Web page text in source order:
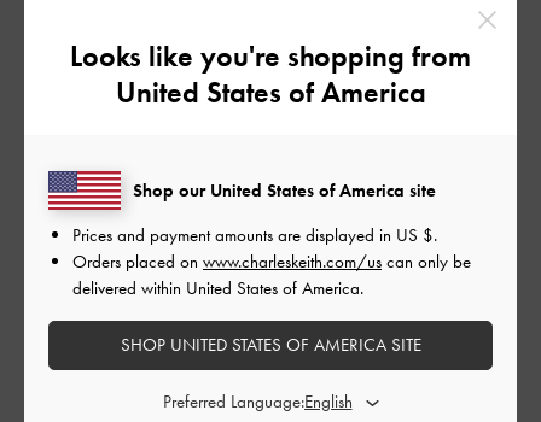
もっと見る
ご利用者様
フォンさんのレビュー
Looks like you're shopping from
United States of America
Shop our United States of America site
Prices and payment amounts are displayed in US $.
Orders placed on www.charleskeith.com/us can only be
delivered within United States of America.
SHOP UNITED STATES OF AMERICA SITE
Preferred Language: